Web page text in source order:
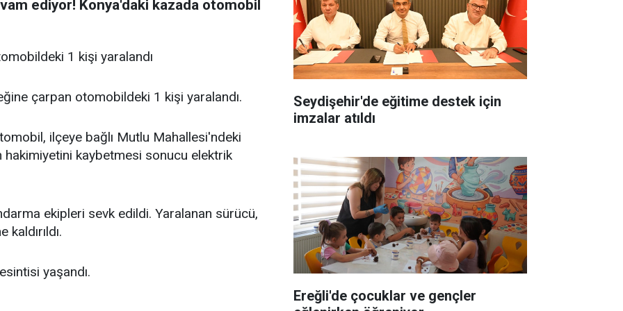
ediyor! Konya'daki kazada otomobil
1 kişi yaralandı
çarpan otomobildeki 1 kişi yaralandı.
ilçeye bağlı Mutlu Mahallesi'ndeki
kaybetmesi sonucu elektrik
ekipleri sevk edildi. Yaralanan sürücü,
yaşandı.
Seydişehir'de eğitime destek için
imzalar atıldı
Ereğli'de çocuklar ve gençler